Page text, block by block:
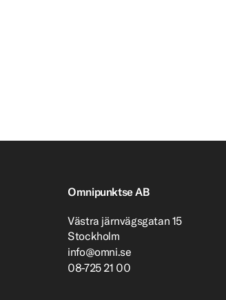
Omnipunktse AB
Västra järnvägsgatan 15
Stockholm
info@omni.se
08-725 21 00